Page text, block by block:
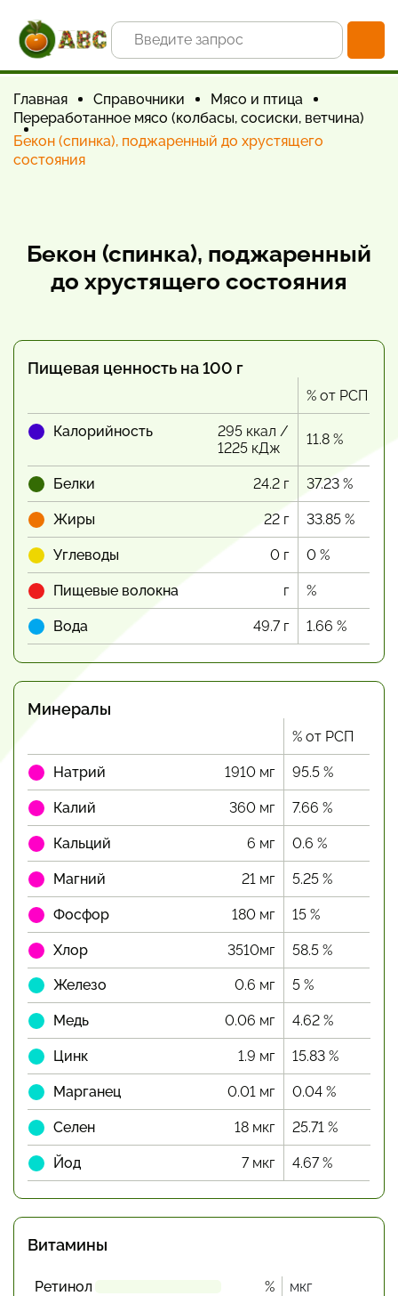
Главная Справочники
Мясо и птица
Переработанное мясо (колбасы, сосиски, ветчина)
Бекон (спинка), поджаренный до хрустящего
состояния
Бекон (спинка), поджаренный
до хрустящего состояния
Пищевая ценность на 100 г
% от РСП
Калорийность
295 ккал /
1225 кДж
11.8 %
Белки 24.2 г 37.23 %
Жиры 22 г 33.85 %
Углеводы 0 г 0 %
Пищевые волокна г %
Вода 49.7 г 1.66 %
Минералы
% от РСП
Натрий 1910 мг 95.5 %
Калий 360 мг 7.66 %
Кальций 6 мг 0.6 %
Магний 21 мг 5.25 %
Фосфор 180 мг 15 %
Хлор 3510мг 58.5 %
Железо 0.6 мг 5 %
Медь 0.06 мг 4.62 %
Цинк 1.9 мг 15.83 %
Марганец 0.01 мг 0.04 %
Селен 18 мкг 25.71 %
Йод 7 мкг 4.67 %
Витамины
Ретинол %
мкг